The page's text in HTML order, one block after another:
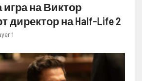
игра на Виктор
директор на Half-Life 2
1